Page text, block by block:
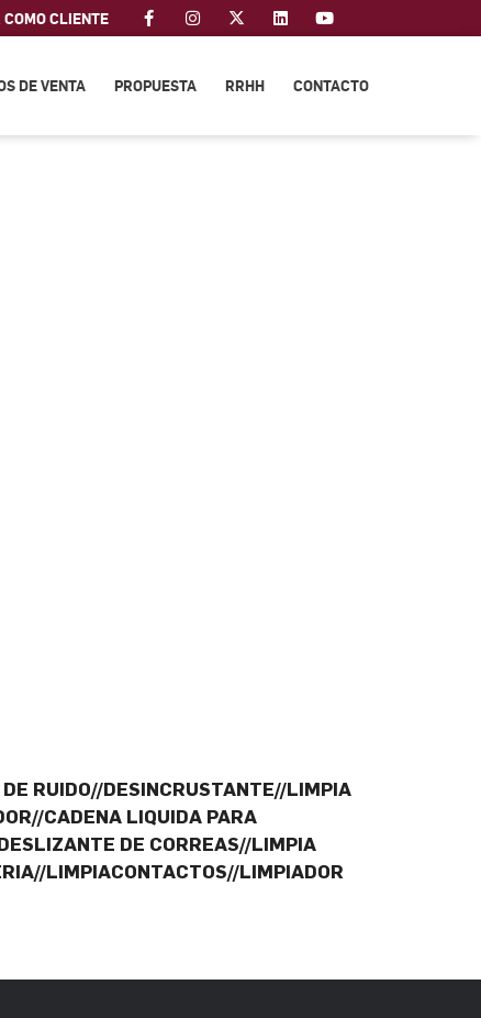
COMO CLIENTE
DE VENTA PROPUESTA RRHH CONTACTO
RUIDO//DESINCRUSTANTE//LIMPIA
CADENA LIQUIDA PARA
DE CORREAS//LIMPIA
LIMPIACONTACTOS//LIMPIADOR